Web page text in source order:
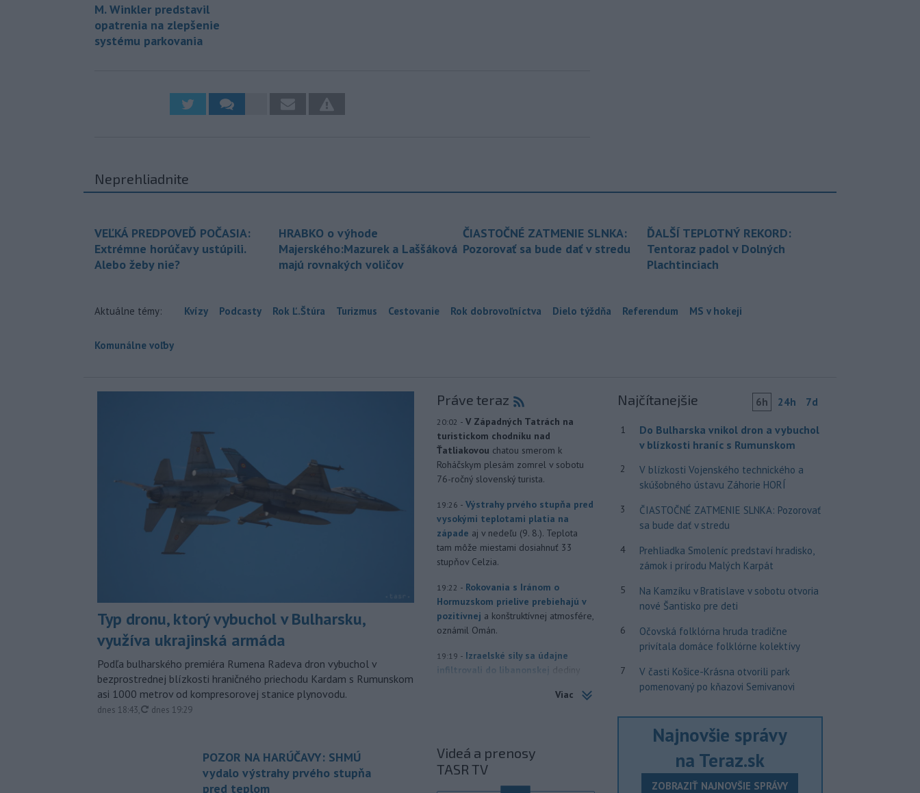
M. Winkler predstavil
opatrenia na zlepšenie
systému parkovania
Neprehliadnite
VEĽKÁ PREDPOVEĎ POČASIA:
Extrémne horúčavy ustúpili.
Alebo žeby nie?
HRABKO o výhode
Majerského:Mazurek a Laššáková
majú rovnakých voličov
ČIASTOČNÉ ZATMENIE SLNKA:
Pozorovať sa bude dať v stredu
ĎALŠÍ TEPLOTNÝ REKORD:
Tentoraz padol v Dolných
Plachtinciach
Aktuálne témy: Kvízy Podcasty Rok Ľ.Štúra Turizmus Cestovanie Rok dobrovoľníctva Dielo týždňa Referendum MS v hokeji
Komunálne voľby
Typ dronu, ktorý vybuchol v Bulharsku,
využíva ukrajinská armáda
Podľa bulharského premiéra Rumena Radeva dron vybuchol v
bezprostrednej blízkosti hraničného priechodu Kardam s Rumunskom
asi 1000 metrov od kompresorovej stanice plynovodu.
dnes 18:43, aktualizované
dnes 19:29
POZOR NA HARÚČAVY: SHMÚ
vydalo výstrahy prvého stupňa
pred teplom
Práve teraz
20:02 - V Západných Tatrách na
turistickom chodníku nad
Ťatliakovou chatou smerom k
Roháčskym plesám zomrel v sobotu
76-ročný slovenský turista.
19:26 - Výstrahy prvého stupňa pred
vysokými teplotami platia na
západe aj v nedeľu (9. 8.). Teplota
tam môže miestami dosiahnuť 33
stupňov Celzia.
19:22 - Rokovania s Iránom o
Hormuzskom prielive prebiehajú v
pozitívnej a konštruktívnej atmosfére,
oznámil Omán.
19:19 - Izraelské sily sa údajne
infiltrovali do libanonskej
dediny
val. Dedina je súčasťou tzv. pilotných
19:17 - Building Information
Viac
Videá a prenosy
TASR TV
Najčítanejšie 6h 24h 7d
1
Do Bulharska vnikol dron a vybuchol
v blízkosti hraníc s Rumunskom
2
V blízkosti Vojenského technického a
skúšobného ústavu Záhorie HORÍ
3
ČIASTOČNÉ ZATMENIE SLNKA: Pozorovať
sa bude dať v stredu
4
Prehliadka Smoleníc predstaví hradisko,
zámok i prírodu Malých Karpát
5
Na Kamzíku v Bratislave v sobotu otvoria
nové Šantisko pre deti
6
Očovská folklórna hruda tradične
privítala domáce folklórne kolektívy
7
V časti Košice-Krásna otvorili park
pomenovaný po kňazovi Semivanovi
Najnovšie správy
na Teraz.sk
ZOBRAZIŤ NAJNOVŠIE SPRÁVY